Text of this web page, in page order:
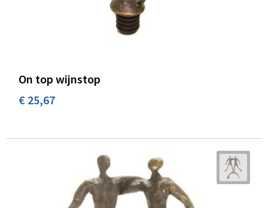
On top wijnstop
€ 25,67